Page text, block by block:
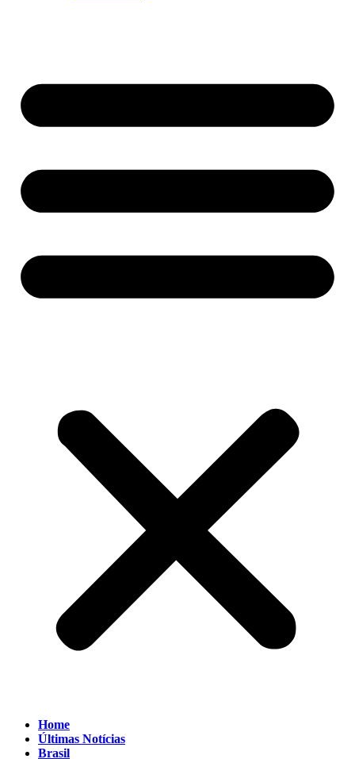
Home
Últimas Notícias
Brasil